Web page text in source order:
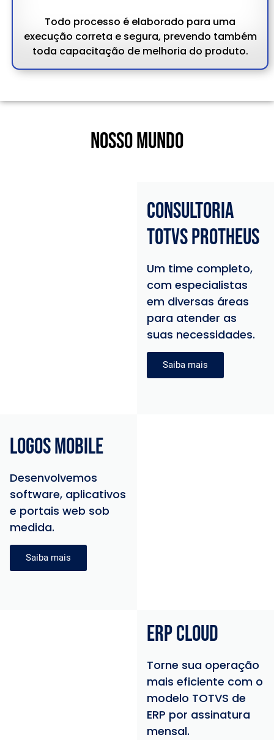
Todo processo é elaborado para uma
execução correta e segura, prevendo também
toda capacitação de melhoria do produto.
NOSSO MUNDO
Consultoria
TOTVS Protheus
Um time completo,
com especialistas
em diversas áreas
para atender as
suas necessidades.
Saiba mais
logos mobile
Desenvolvemos
software, aplicativos
e portais web sob
medida.
Saiba mais
ERP CLOUD
Torne sua operação
mais eficiente com o
modelo TOTVS de
ERP por assinatura
mensal.